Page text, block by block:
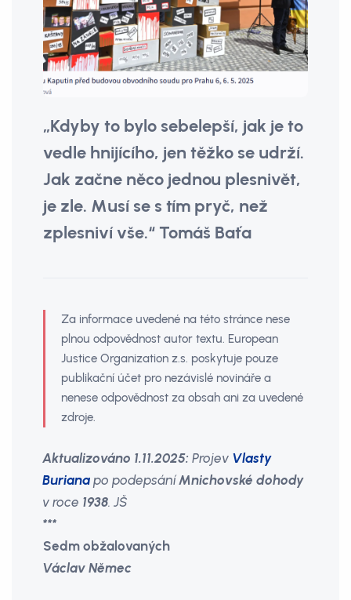
„Kdyby to bylo sebelepší, jak je to
vedle hnijícího, jen těžko se udrží.
Jak začne něco jednou plesnivět,
je zle. Musí se s tím pryč, než
zplesniví vše.“ Tomáš Baťa
Za informace uvedené na této stránce nese
plnou odpovědnost autor textu. European
Justice Organization z.s. poskytuje pouze
publikační účet pro nezávislé novináře a
nenese odpovědnost za obsah ani za uvedené
zdroje.
Aktualizováno 1.11.2025:Projev Vlasty
Buriana po podepsáníMnichovské dohody
v roce 1938. JŠ
***
Sedm obžalovaných
Václav Němec